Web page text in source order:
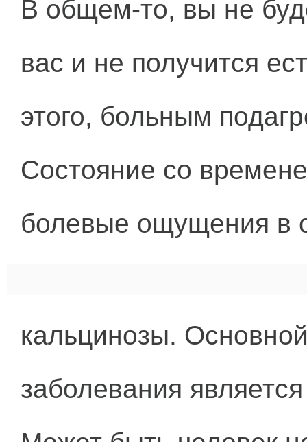
В общем-то, вы не
вас и не получится
этого, больным
Состояние со
болевые ощущения в
кальцинозы.
заболевания